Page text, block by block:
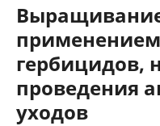
гербицидов,
проведения
уходов